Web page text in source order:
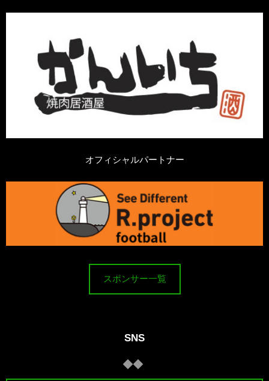
オフィシャルパートナー
スポンサー一覧
SNS